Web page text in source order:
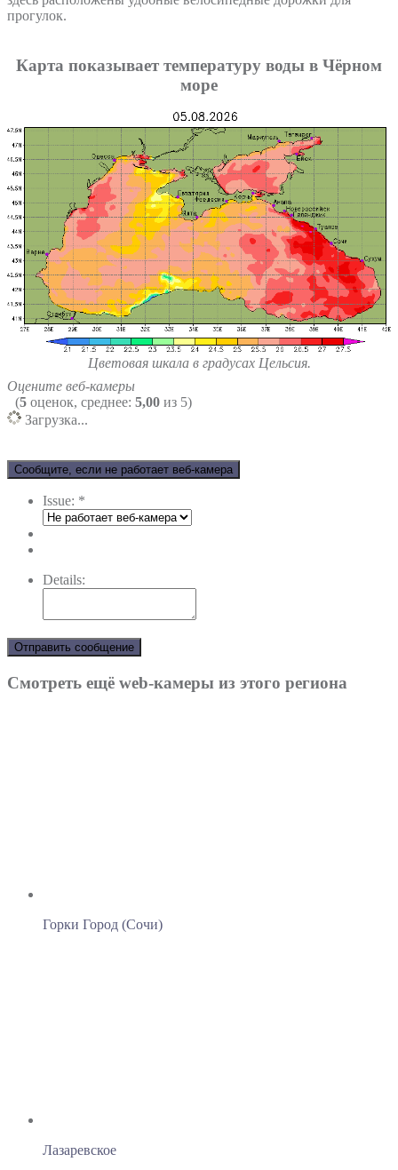
прогулок.
Карта показывает температуру воды в Чёрном
море
Цветовая шкала в градусах Цельсия.
Оцените веб-камеры
(5 оценок, среднее: 5,00 из 5)
Загрузка...
Сообщите, если не работает веб-камера
Issue: *
Details:
Отправить сообщение
Смотреть ещё web-камеры из этого региона
Горки Город (Сочи)
Лазаревское